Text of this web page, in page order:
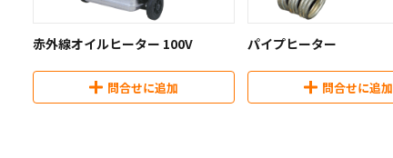
赤外線オイルヒーター 100V
問合せに追加
パイプヒーター
問合せに追加